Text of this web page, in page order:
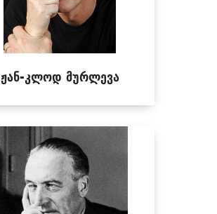
ჟან-კლოდ მურლევა